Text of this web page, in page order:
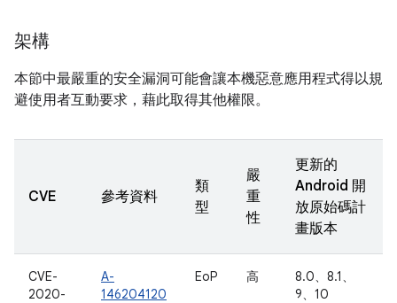
架構
本節中最嚴重的安全漏洞可能會讓本機惡意應用程式得以規
避使用者互動要求，藉此取得其他權限。
CVE 參考資料
類
型
嚴
重
性
更新的
Android 開
放原始碼計
畫版本
CVE-
2020-
A-
146204120
EoP 高
8.0、8.1、
9、10